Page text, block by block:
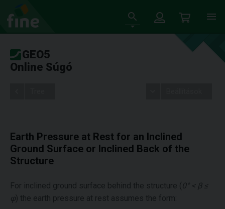
GEO5
Online Súgó
Earth Pressure at Rest for an Inclined
Ground Surface or Inclined Back of the
Structure
For inclined ground surface behind the structure ( 0° < β ≤
φ) the earth pressure at rest assumes the form: